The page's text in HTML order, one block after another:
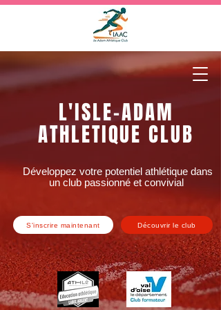
L'ISLE-ADAM
ATHLETIQUE CLUB
Développez votre potentiel athlétique dans
un club passionné et convivial
S'inscrire maintenant Découvrir le club